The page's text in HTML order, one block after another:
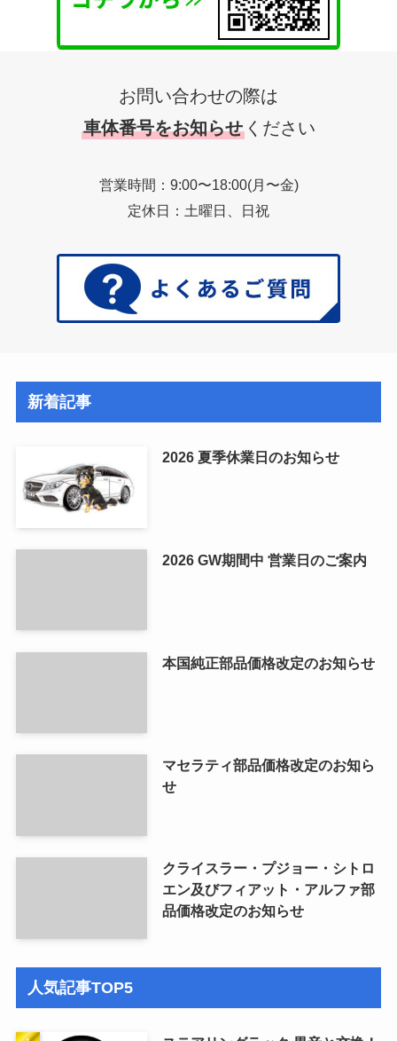
お問い合わせの際は
車体番号をお知らせ ください
営業時間：9:00〜18:00(月〜金)
定休日：土曜日、日祝
新着記事
2026 夏季休業日のお知らせ
2026 GW期間中 営業日のご案内
本国純正部品価格改定のお知らせ
マセラティ部品価格改定のお知ら
せ
クライスラー・プジョー・シトロ
エン及びフィアット・アルファ部
品価格改定のお知らせ
人気記事TOP5